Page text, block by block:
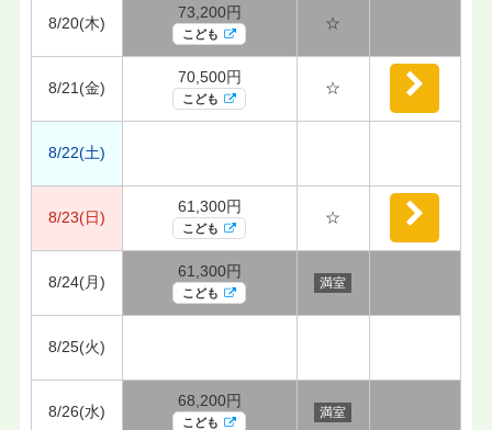
8/20(木)
73,200円
こども
☆
8/21(金)
70,500円
こども
☆
8/22(土)
8/23(日)
61,300円
こども
☆
8/24(月)
61,300円
こども
満室
8/25(火)
8/26(水)
68,200円
こども
満室